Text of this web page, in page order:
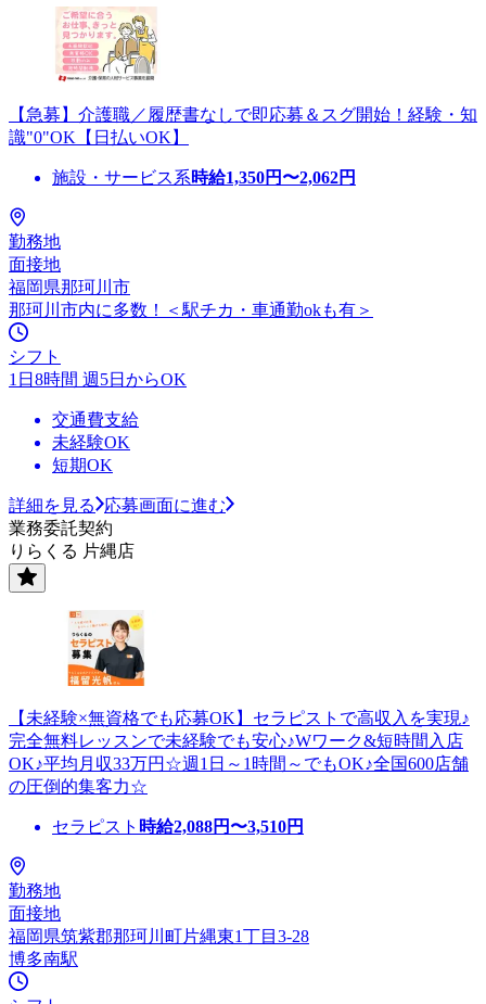
【急募】介護職／履歴書なしで即応募＆スグ開始！経験・知
識"0"OK【日払いOK】
施設・サービス系時給1,350円〜2,062円
勤務地
面接地
福岡県那珂川市
那珂川市内に多数！＜駅チカ・車通勤okも有＞
シフト
1日8時間 週5日からOK
交通費支給
未経験OK
短期OK
詳細を見る
応募画面に進む
業務委託契約
りらくる 片縄店
【未経験×無資格でも応募OK】セラピストで高収入を実現♪
完全無料レッスンで未経験でも安心♪Wワーク&短時間入店
OK♪平均月収33万円☆週1日～1時間～でもOK♪全国600店舗
の圧倒的集客力☆
セラピスト 時給2,088円〜3,510円
勤務地
面接地
福岡県筑紫郡那珂川町片縄東1丁目3-28
博多南駅